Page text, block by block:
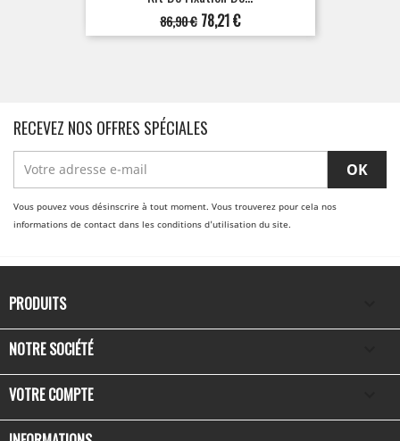
Prix
de
86,90 € Prix
78,21 €
RECEVEZ NOS OFFRES SPÉCIALES
Vous pouvez vous désinscrire à tout moment. Vous trouverez pour cela nos
informations de contact dans les conditions d'utilisation du site.
PRODUITS
NOTRE SOCIÉTÉ
VOTRE COMPTE